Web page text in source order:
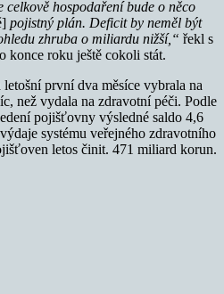
celkově hospodaření bude o něco
pojistný plán. Deficit by neměl být
zhruba o miliardu nižší,“ řekl s
konce roku ještě cokoli stát.
první dva měsíce vybrala na
než vydala na zdravotní péči. Podle
pojišťovny výsledné saldo 4,6
systému veřejného zdravotního
letos činit. 471 miliard korun.